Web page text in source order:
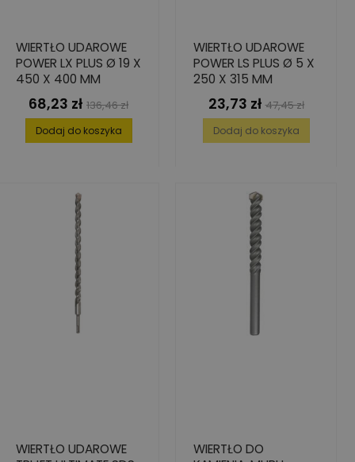
WIERTŁO UDAROWE
POWER LX PLUS Ø 19 X
450 X 400 MM
Cena
68,23 zł Cena
podstawowa
136,46 zł
Dodaj do koszyka
WIERTŁO UDAROWE
POWER LS PLUS Ø 5 X
250 X 315 MM
Cena
23,73 zł Cena
podstawowa
47,45 zł
Dodaj do koszyka
WIERTŁO UDAROWE
WIERTŁO DO